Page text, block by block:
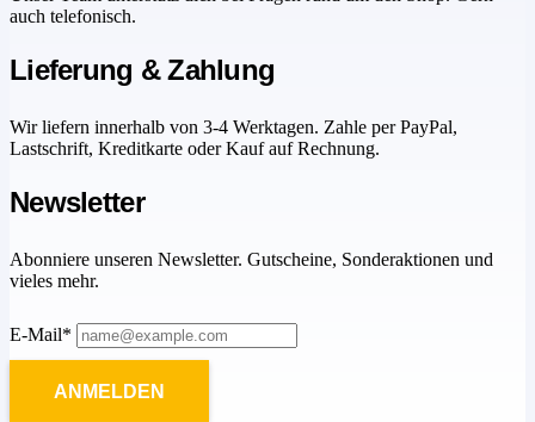
auch telefonisch.
Lieferung & Zahlung
Wir liefern innerhalb von 3-4 Werktagen. Zahle per PayPal,
Lastschrift, Kreditkarte oder Kauf auf Rechnung.
Newsletter
Abonniere unseren Newsletter. Gutscheine, Sonderaktionen und
vieles mehr.
E-Mail*
ANMELDEN